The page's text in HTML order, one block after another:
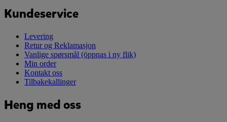
Kundeservice
Levering
Retur og Reklamasjon
Vanlige spørsmål (öppnas i ny flik)
Min order
Kontakt oss
Tilbakekallinger
Heng med oss